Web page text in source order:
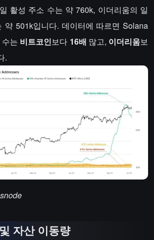
활성 주소 수는 약 760k, 이더리움의 일
약 501k입니다. 데이터에 따르면 Solana
는 비트코인보다 16배 많고, 이더리움보
.
자산 이동량